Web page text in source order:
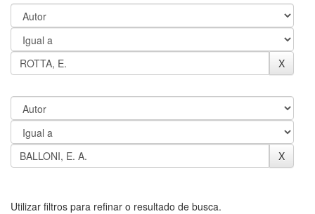
Utilizar filtros para refinar o resultado de busca.